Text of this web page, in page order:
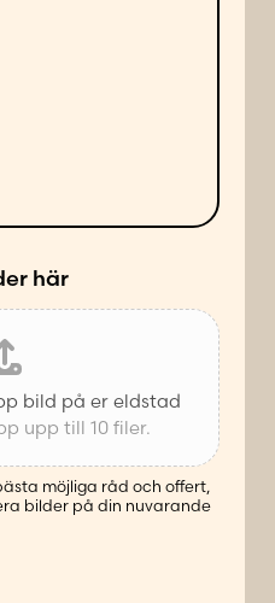
här
bild på er eldstad
upp till 10 filer.
möjliga råd och offert,
bilder på din nuvarande